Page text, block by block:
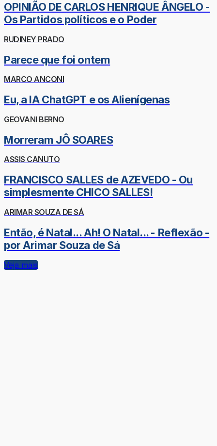
OPINIÃO DE CARLOS HENRIQUE ÂNGELO -
Os Partidos políticos e o Poder
RUDINEY PRADO
Parece que foi ontem
MARCO ANCONI
Eu, a IA ChatGPT e os Alienígenas
GEOVANI BERNO
Morreram JÔ SOARES
ASSIS CANUTO
FRANCISCO SALLES de AZEVEDO - Ou
simplesmente CHICO SALLES!
ARIMAR SOUZA DE SÁ
Então, é Natal... Ah! O Natal... - Reflexão -
por Arimar Souza de Sá
Veja mais